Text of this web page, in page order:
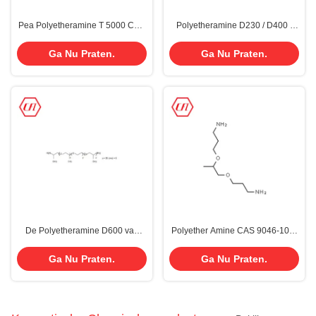
Pea Polyetheramine T 5000 CAS
Polyurethaansysteem
Ga Nu Praten.
Polyetheramine D230 / D400 /
10-0
Ga Nu Praten.
De Polyetheramine D600 van
Ga Nu Praten.
Polyether Amine CAS 9046-10-0
Blade CFL1000
Ga Nu Praten.